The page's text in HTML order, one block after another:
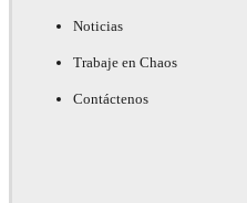
Noticias
Trabaje en Chaos
Contáctenos